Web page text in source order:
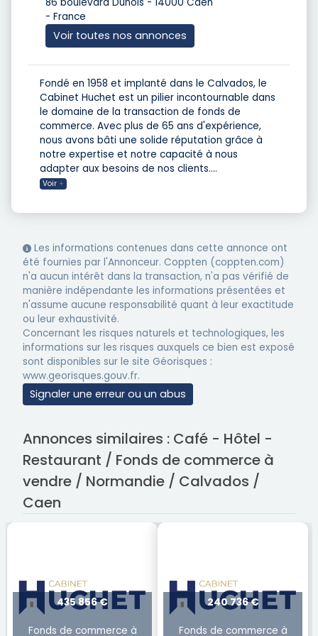
- France
Voir toutes nos annonces
Fondé en 1958 et implanté dans le Calvados, le
Cabinet Huchet est un pilier incontournable dans
le domaine de la transaction de fonds de
commerce. Avec plus de 65 ans d'expérience,
nous avons bâti une solide réputation grâce à
notre expertise et notre capacité à nous
adapter aux besoins de nos clients....
Voir +
Les informations contenues dans cette annonce ont
été fournies par l'Annonceur. Coppten (coppten.com)
n'a aucun intérêt dans la transaction, n'a pas vérifié de
manière indépendante les informations présentées et
n'assume aucune responsabilité quant à leur exactitude
ou leur exhaustivité.
Concernant les risques naturels et technologiques, les
informations sur les risques auxquels ce bien est exposé
sont disponibles sur le site Géorisques :
www.georisques.gouv.fr.
Signaler une erreur ou un abus
Annonces similaires : Café - Hôtel -
Restaurant / Fonds de commerce à
vendre / Normandie / Calvados /
Caen
435 856 €
Fonds de commerce à
240 736 €
Fonds de commerce à